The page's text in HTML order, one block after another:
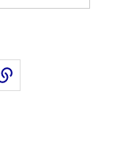
LinkedInpar email